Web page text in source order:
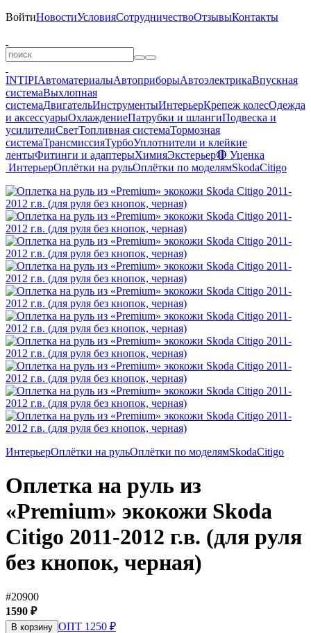
ВойтиНовостиУсловияСотрудничествоОтзывыКонтакты
INTIPIАвтоматериалыАвтоприборыАвтоэлектрикаВпускная
системаВыхлопная
системаДвигательИнструментыИнтерьерКрепеж колесОдежда
и аксессуарыОхлаждениеПатрубки и шлангиПодвеска и
усилителиСветТопливная системаТормозная
системаТрансмиссияТурбоУплотнители и клейкие
лентыФитинги и адаптерыХимияЭкстерьер🔴 Уценка
ИнтерьерОплётки на рульОплётки по моделямSkodaCitigo
ИнтерьерОплётки на рульОплётки по моделямSkodaCitigo
Оплетка на руль из
«Premium» экокожи Skoda
Citigo 2011-2012 г.в. (для руля
без кнопок, черная)
#20900
1590 ₽
В корзину ОПТ 1250 ₽